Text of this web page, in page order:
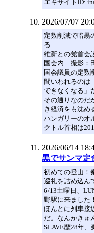
エキサイトID:
2026/07/07
定数削減で暗黒
る
維新との党首会
国会内 撮影：
国会議員の定数
間いわれるのは
できなくなる」
その通りなのだ
き経済をも沈め
ハンガリーのオ
クトル首相は201
2026/06/14
黒でサンマ定
初めての登山！
巡礼を詰め込ん
6/13土曜日、
野駅に来ました
ほんとに列車接
だ。なんかきゅ
SLAVE歴28年